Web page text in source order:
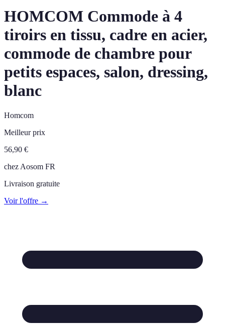
HOMCOM Commode à 4
tiroirs en tissu, cadre en acier,
commode de chambre pour
petits espaces, salon, dressing,
blanc
Homcom
Meilleur prix
56,90 €
chez Aosom FR
Livraison gratuite
Voir l'offre →